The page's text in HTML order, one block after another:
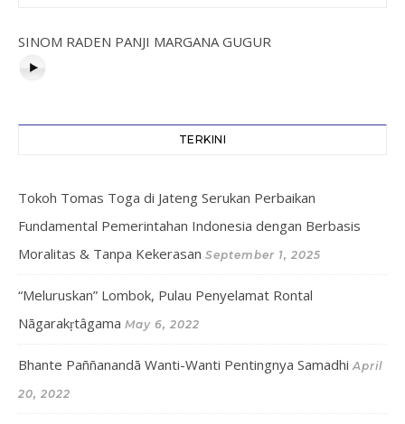
SINOM RADEN PANJI MARGANA GUGUR
TERKINI
Tokoh Tomas Toga di Jateng Serukan Perbaikan
Fundamental Pemerintahan Indonesia dengan Berbasis
Moralitas & Tanpa Kekerasan September 1, 2025
“Meluruskan” Lombok, Pulau Penyelamat Rontal
Nāgarakṛtâgama May 6, 2022
Bhante Paññanandā Wanti-Wanti Pentingnya Samadhi April
20, 2022